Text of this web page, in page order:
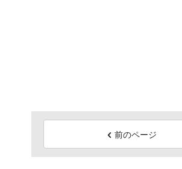
前のページ